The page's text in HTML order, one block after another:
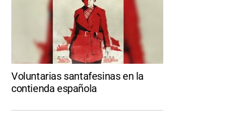
Voluntarias santafesinas en la
contienda española